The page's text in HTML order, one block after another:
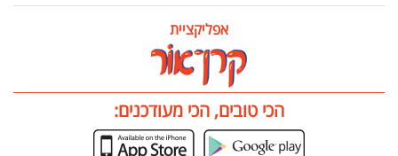
אפליקציית
הכי טובים, הכי מעודכנים: